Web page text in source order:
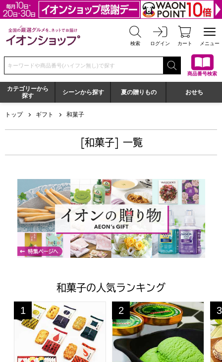
全国の厳選グルメを、ネットでお届け イオンショップ
検索 ログイン カート メニュー
検索キーワードまたは商品番号を入力してください
商品番号検索
カテゴリーから
探す
シーンから探す 夏の贈りもの おせち
トップ ギフト 和菓子
[和菓子] 一覧
和菓子の人気ランキング
王様堂本店 いろはおかき 20枚【年間ギフト】
1
位
京都宇治 茶游堂 宇治抹茶プ
2
位 3
位